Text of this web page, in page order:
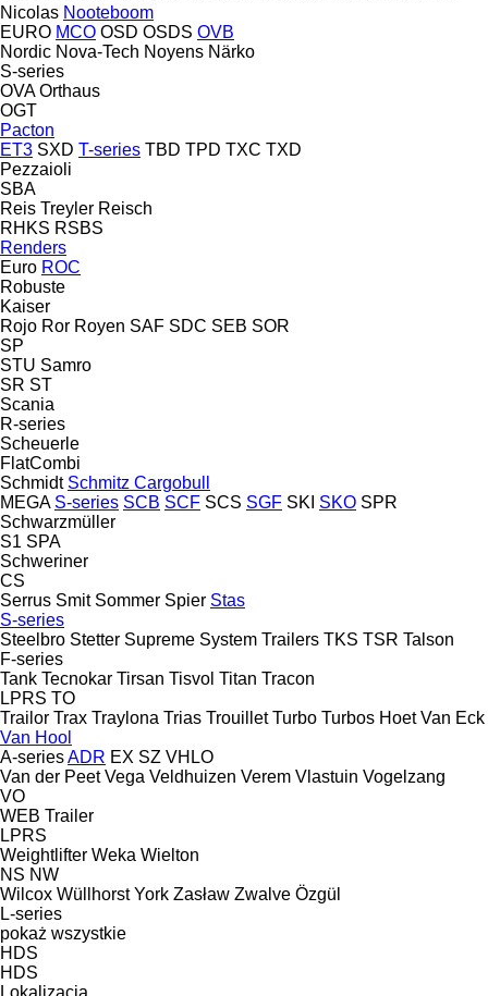
Nicolas Nooteboom
EURO MCO OSD OSDS OVB
Nordic Nova-Tech Noyens Närko
S-series
OVA Orthaus
OGT
Pacton
ET3 SXD T-series TBD TPD TXC TXD
Pezzaioli
SBA
Reis Treyler Reisch
RHKS RSBS
Renders
Euro ROC
Robuste
Kaiser
Rojo Ror Royen SAF SDC SEB SOR
SP
STU Samro
SR ST
Scania
R-series
Scheuerle
FlatCombi
Schmidt Schmitz Cargobull
MEGA S-series SCB SCF SCS SGF SKI SKO SPR
Schwarzmüller
S1 SPA
Schweriner
CS
Serrus Smit Sommer Spier Stas
S-series
Steelbro Stetter Supreme System Trailers TKS TSR Talson
F-series
Tank Tecnokar Tirsan Tisvol Titan Tracon
LPRS TO
Trailor Trax Traylona Trias Trouillet Turbo Turbos Hoet Van Eck
Van Hool
A-seriesADR EX SZ VHLO
Van der Peet Vega Veldhuizen Verem Vlastuin Vogelzang
VO
WEB Trailer
LPRS
Weightlifter Weka Wielton
NS NW
Wilcox Wüllhorst York Zasław Zwalve Özgül
L-series
pokaż wszystkie
HDS
HDS
Lokalizacja